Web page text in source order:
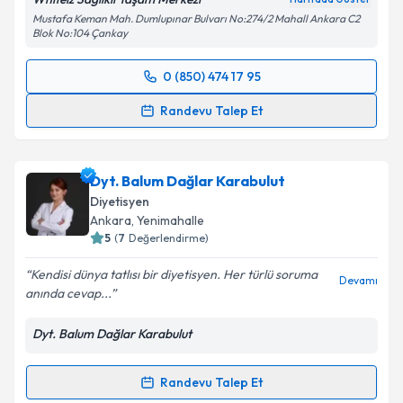
Takvim Talebini Gönder
Mustafa Keman Mah. Dumlupınar Bulvarı No:274/2 Mahall Ankara C2
Blok No:104 Çankay
0 (850) 474 17 95
Randevu Talep Et
Randevu Takvimi Talebi
takvim hazırlandığında e-posta ile bilgilendireceğiz.
E-posta Adresiniz
Kişisel verilerimin işlenmesine ilişkin
kapsamda işlenmesini kabul ediyorum.
Takvim Talebini Gönder
Dyt. Balum Dağlar Karabulut
Diyetisyen
Ankara, Yenimahalle
5 (7 Değerlendirme)
Kendisi dünya tatlısı bir diyetisyen. Her türlü soruma
anında cevap...
Devamı
Dyt. Balum Dağlar Karabulut
Randevu Talep Et
Randevu Takvimi Talebi